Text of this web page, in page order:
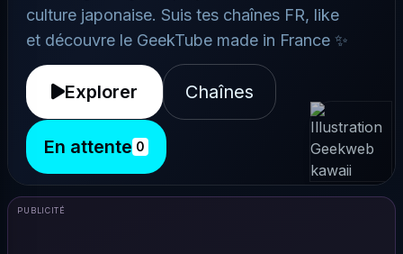
culture japonaise. Suis tes chaînes FR, like
et découvre le GeekTube made in France ✨
Explorer Chaînes
En attente 0
PUBLICITÉ